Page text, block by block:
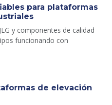
para plataformas
y componentes de calidad
funcionando con
de elevación